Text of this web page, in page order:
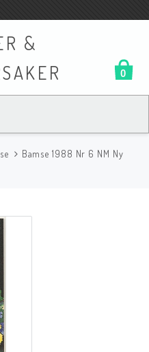
&
0
Bamse 1988 Nr 6 NM Ny